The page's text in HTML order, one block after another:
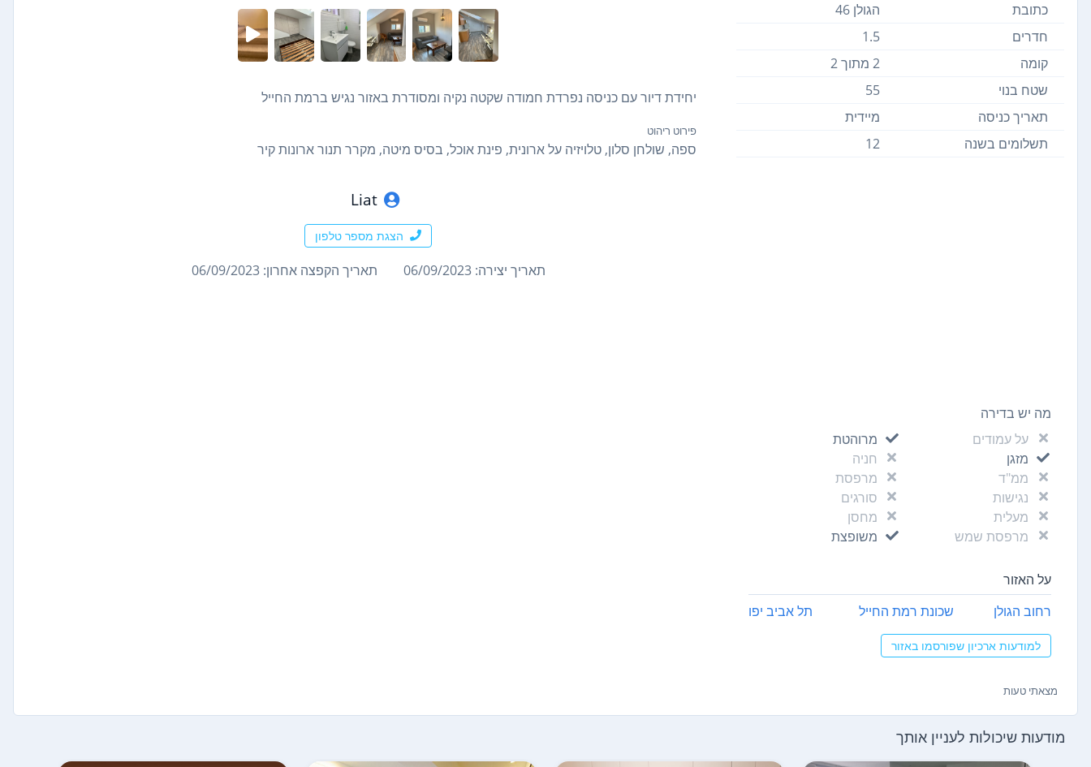
כתובת
הגולן 46
חדרים
1.5
קומה
2 מתוך 2
שטח בנוי
55
תאריך כניסה
מיידית
תשלומים בשנה
12
מה יש בדירה
על עמודים
מרוהטת
מזגן
חניה
ממ"ד
מרפסת
נגישות
סורגים
מעלית
מחסן
מרפסת שמש
משופצת
על האזור
רחוב הגולן שכונת רמת החייל תל אביב יפו
למודעות ארכיון שפורסמו באזור
יחידת דיור עם כניסה נפרדת חמודה שקטה נקיה ומסודרת באזור נגיש ברמת החייל
פירוט ריהוט
ספה, שולחן סלון, טלויזיה על ארונית, פינת אוכל, בסיס מיטה, מקרר תנור ארונות קיר
Liat
הצגת מספר טלפון
תאריך יצירה: 06/09/2023 תאריך הקפצה אחרון: 06/09/2023
מצאתי טעות
מודעות שיכולות לעניין אותך